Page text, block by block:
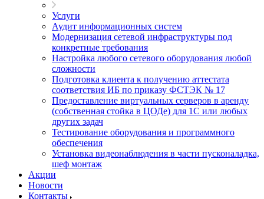
Услуги
Аудит информационных систем
Модернизация сетевой инфраструктуры под
конкретные требования
Настройка любого сетевого оборудования любой
сложности
Подготовка клиента к получению аттестата
соответствия ИБ по приказу ФСТЭК № 17
Предоставление виртуальных серверов в аренду
(собственная стойка в ЦОДе) для 1С или любых
других задач
Тестирование оборудования и программного
обеспечения
Установка видеонаблюдения в части пусконаладка,
шеф монтаж
Акции
Новости
Контакты